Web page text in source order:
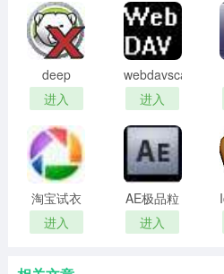
固定输入法窗口，不再移动和
状。
4.核心程序支持网络服务器模式
逍遥笔的核心程序和sdk支持
5.识别的范围：
识别7万汉字，是国内最强大的
识别英文字母、数字、标点符号
直接识别和输入韩文和日文假名
deep
freeze
password
remover(冰
点还原密
码清除器)
进入
webdavscan
客户端
(web漏洞
扫描软件)
进入
淘宝试衣
服软件
进入
AE极品粒
子插件
(Trapcode
进入